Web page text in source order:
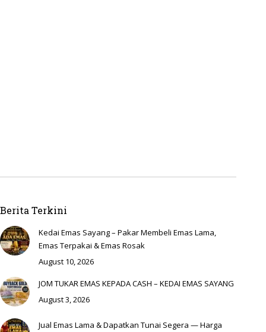
Berita Terkini
Kedai Emas Sayang – Pakar Membeli Emas Lama,
Emas Terpakai & Emas Rosak
August 10, 2026
JOM TUKAR EMAS KEPADA CASH – KEDAI EMAS SAYANG
August 3, 2026
Jual Emas Lama & Dapatkan Tunai Segera — Harga